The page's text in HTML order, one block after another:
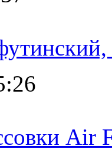
Air